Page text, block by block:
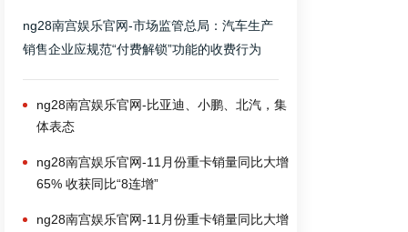
ng28南宫娱乐官网-市场监管总局：汽车生产
销售企业应规范“付费解锁”功能的收费行为
ng28南宫娱乐官网-比亚迪、小鹏、北汽，集
体表态
ng28南宫娱乐官网-11月份重卡销量同比大增
65% 收获同比“8连增”
ng28南宫娱乐官网-11月份重卡销量同比大增